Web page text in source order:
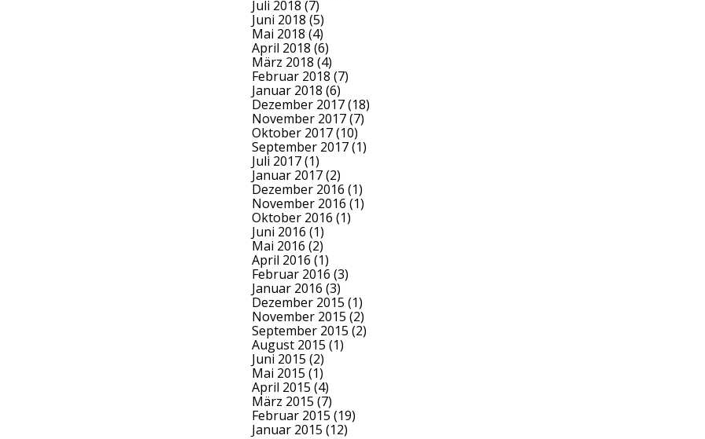
Juli 2018 (7)
Juni 2018 (5)
Mai 2018 (4)
April 2018 (6)
März 2018 (4)
Februar 2018 (7)
Januar 2018 (6)
Dezember 2017(18)
November 2017(7)
Oktober 2017(10)
September 2017(1)
Juli 2017(1)
Januar 2017(2)
Dezember 2016 (1)
November 2016 (1)
Oktober 2016 (1)
Juni 2016 (1)
Mai 2016 (2)
April 2016 (1)
Februar 2016 (3)
Januar 2016 (3)
Dezember 2015 (1)
November 2015 (2)
September 2015 (2)
August 2015 (1)
Juni 2015 (2)
Mai 2015 (1)
April 2015 (4)
März 2015 (7)
Februar 2015 (19)
Januar 2015 (12)